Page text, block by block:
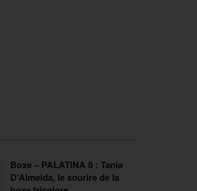
Boxe – PALATINA 8 : Tania
D’Almeida, le sourire de la